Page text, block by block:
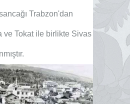
Trabzon'dan
ve Tokat ile birlikte Sivas